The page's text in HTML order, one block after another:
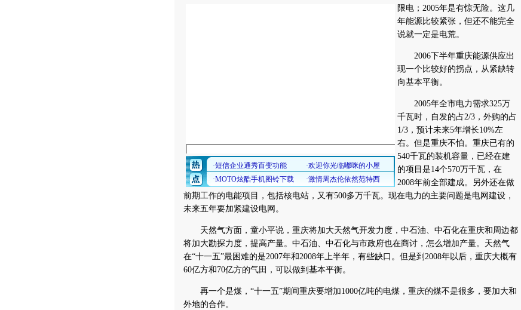
限电；2005年是有惊无险。 这几
年能源比较紧张，但还不能完全
说就一定是电荒。
2006下半年重庆能源供应出
现一个比较好的拐点，从紧缺转
向基本平衡。
2005年全市电力需求325万
千瓦时，自发的占2/3，外购的占
1/3，预计未来5年增长10%左
右。但是重庆不怕。重庆已有的
540千瓦的装机容量，已经在建
的项目是14个570万千瓦，在
2008年前全部建成。另外还在做
前期工作的电能项目，包括核电站，又有500多万千瓦。现在电力的主要问题是电网建设，
未来五年要加紧建设电网。
天然气方面，童小平说，重庆将加大天然气开发力度，中石油、中石化在重庆和周边都
将加大勘探力度，提高产量。中石油、中石化与市政府也在商讨，怎么增加产量。天然气
在“十一五”最困难的是2007年和2008年上半年，有些缺口。但是到2008年以后，重庆大概有
60亿方和70亿方的气田，可以做到基本平衡。
再一个是煤，“十一五”期间重庆要增加1000亿吨的电煤，重庆的煤不是很多，要加大和
外地的合作。